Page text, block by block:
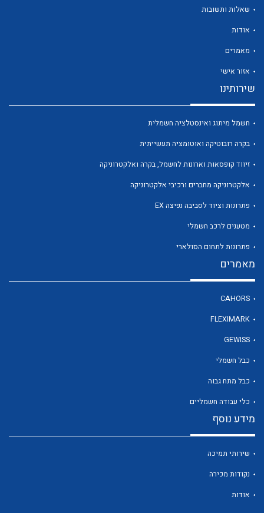
לכל מוצרי היצרן
שאלות ותשובות
אודות
מאמרים
אזור אישי
שירותינו
חשמל מיתוג ואינסטלציה חשמלית
בקרה רובוטיקה ואוטומציה תעשייתית
זיווד קופסאות וארונות לחשמל, בקרה ואלקטרוניקה
אלקטרוניקה מחברים ורכיבי אלקטרוניקה
פתרונות וציוד לסביבה נפיצה EX
מטענים לרכב חשמלי
פתרונות לתחום הסולארי
מאמרים
CAHORS
FLEXIMARK
GEWISS
כבל חשמלי
כבל מתח גבוה
כלי עבודה חשמליים
מידע נוסף
שירותי תמיכה
נקודות מכירה
אודות